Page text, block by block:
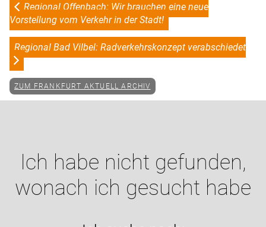
Regional Offenbach: Wir brauchen eine neue
Vorstellung vom Verkehr in der Stadt!
Regional Bad Vilbel: Radverkehrskonzept verabschiedet
ZUM FRANKFURT AKTUELL ARCHIV
Ich habe nicht gefunden,
wonach ich gesucht habe